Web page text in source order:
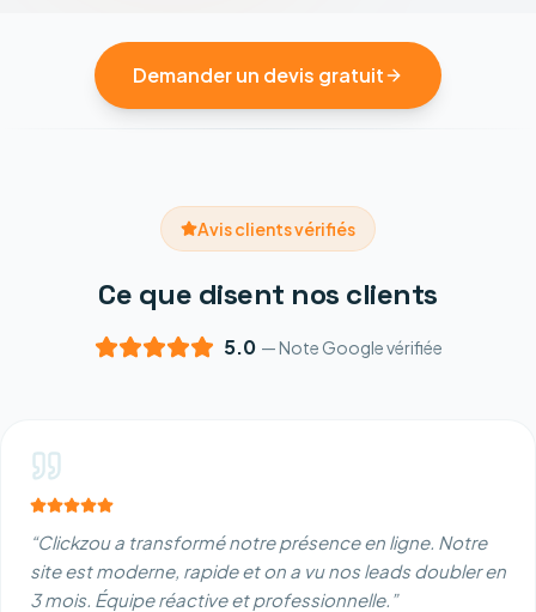
Demander un devis gratuit
Avis clients vérifiés
Ce que disent nos clients
5.0 — Note Google vérifiée
“Clickzou a transformé notre présence en ligne. Notre
site est moderne, rapide et on a vu nos leads doubler en
3 mois. Équipe réactive et professionnelle. ”